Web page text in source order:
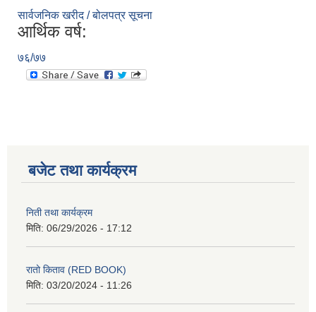
सार्वजनिक खरीद / बोलपत्र सूचना
आर्थिक वर्ष:
७६/७७
बजेट तथा कार्यक्रम
निती तथा कार्यक्रम
मिति: 06/29/2026 - 17:12
रातो किताव (RED BOOK)
मिति: 03/20/2024 - 11:26